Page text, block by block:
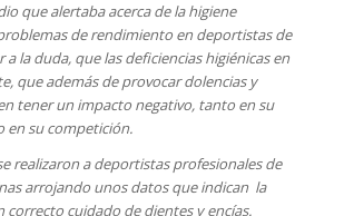
que alertaba acerca de la higiene
de rendimiento en deportistas de
a la duda, que las deficiencias higiénicas en
que además de provocar dolencias y
tener un impacto negativo, tanto en su
en su competición.
realizaron a deportistas profesionales de
arrojando unos datos que indican la
correcto cuidado de dientes y encías.